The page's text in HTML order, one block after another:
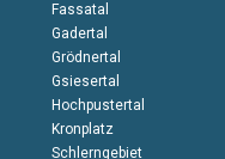
Fassatal
Gadertal
Grödnertal
Gsiesertal
Hochpustertal
Kronplatz
Schlerngebiet